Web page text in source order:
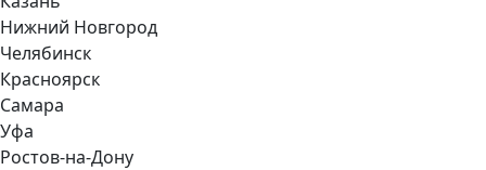
Нижний Новгород
Челябинск
Красноярск
Самара
Уфа
Ростов-на-Дону